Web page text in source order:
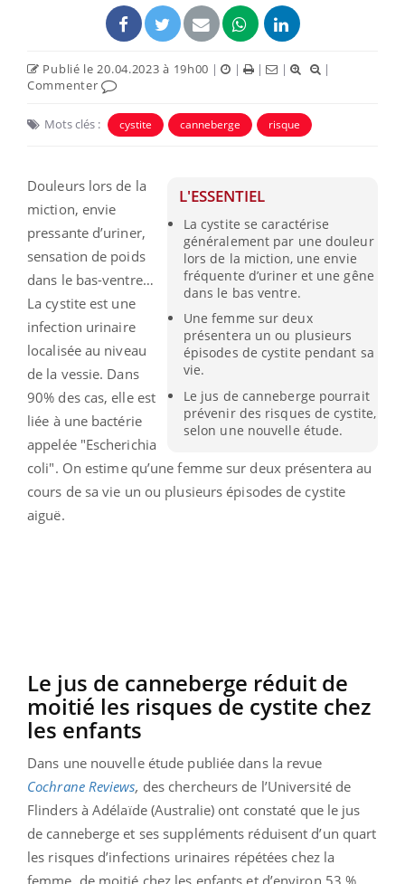
Publié le 20.04.2023 à 19h00 | | | |
|
Commenter
Mots clés : cystite canneberge risque
L'ESSENTIEL
La cystite se caractérise
généralement par une douleur
lors de la miction, une envie
fréquente d’uriner et une gêne
dans le bas ventre.
Une femme sur deux
présentera un ou plusieurs
épisodes de cystite pendant sa
vie.
Le jus de canneberge pourrait
prévenir des risques de cystite,
selon une nouvelle étude.
Douleurs lors de la
miction, envie
pressante d’uriner,
sensation de poids
dans le bas-ventre…
La cystite est une
infection urinaire
localisée au niveau
de la vessie. Dans
90% des cas, elle est
liée à une bactérie
appelée "Escherichia
coli". On estime qu’une femme sur deux présentera au
cours de sa vie un ou plusieurs épisodes de cystite
aiguë.
Le jus de canneberge réduit de
moitié les risques de cystite chez
les enfants
Dans une nouvelle étude publiée dans la revue
Cochrane Reviews, des chercheurs de l’Université de
Flinders à Adélaïde (Australie) ont constaté que le jus
de canneberge et ses suppléments réduisent d’un quart
les risques d’infections urinaires répétées chez la